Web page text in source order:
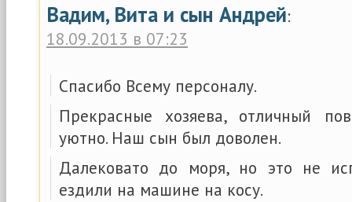
Вадим, Вита и сын Андрей:
18.09.2013 в 07:23
Спасибо Всему персоналу.
Прекрасные хозяева, отличный
уютно. Наш сын был доволен.
Далековато до моря, но это не
ездили на машине на косу.